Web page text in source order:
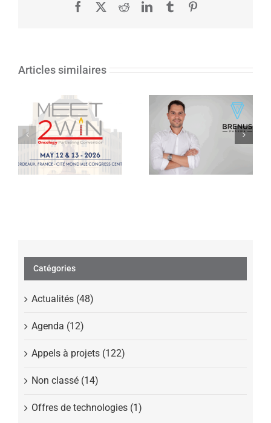
Facebook RedditLinkedInTumblr
Articles similaires
MEET2WIN 2026
– 11ème édition
Brenus Pharma
traitement des
premiers patients
dans son essai
clinique de phase
I évaluant STC-
1010, une
Catégories
Actualités (48)
Agenda (12)
Appels à projets (122)
Non classé (14)
Offres de technologies (1)